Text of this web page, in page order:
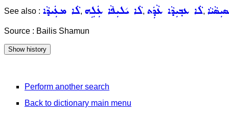
See also : ܠܵܐ ܡܥܲܝܕܵܐ, ܠܵܐ ܝ݇ܠܝܼܦܵܐ ܥܲܠܹܗ, ܠܵܐ ܥܒ݂ܝܼܕܵܐ ܥܵܕܲܬ,
Source : Bailis Shamun
Perform another search
Back to dictionary main menu